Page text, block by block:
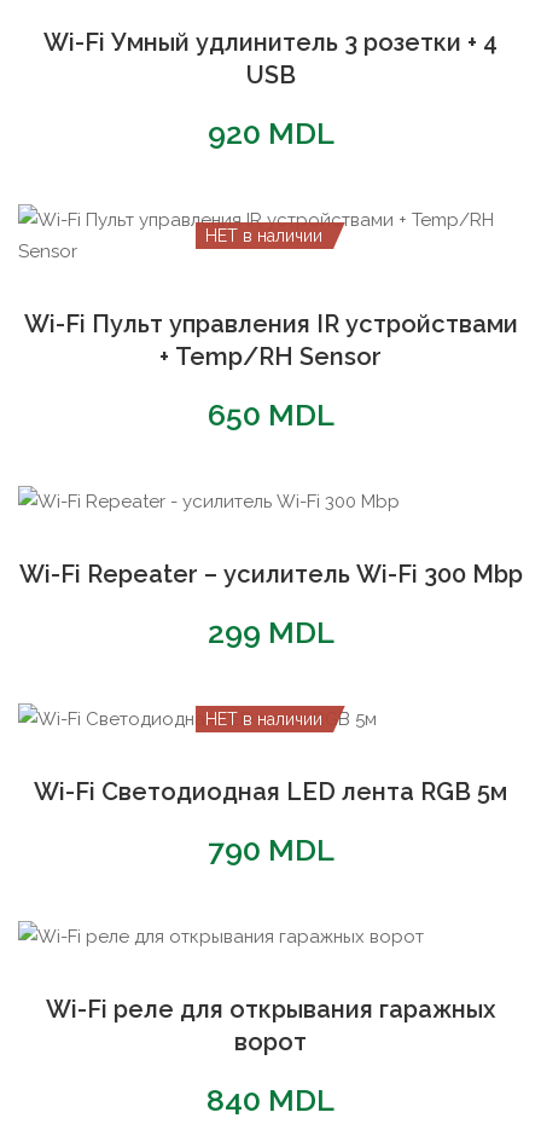
Wi-Fi Умный удлинитель 3 розетки + 4
USB
920 MDL
НЕТ в наличии
Wi-Fi Пульт управления IR устройствами
+ Temp/RH Sensor
650 MDL
Wi-Fi Repeater – усилитель Wi-Fi 300 Mbp
299 MDL
НЕТ в наличии
Wi-Fi Светодиодная LED лента RGB 5м
790 MDL
Wi-Fi реле для открывания гаражных
ворот
840 MDL